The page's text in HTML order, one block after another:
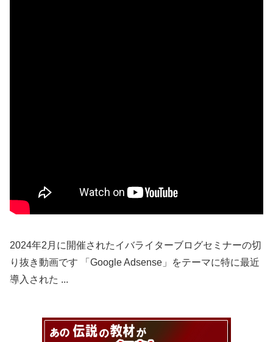
2024年2月に開催されたイバライターブログセミナーの切
り抜き動画です 「Google Adsense」をテーマに特に最近
導入された ...